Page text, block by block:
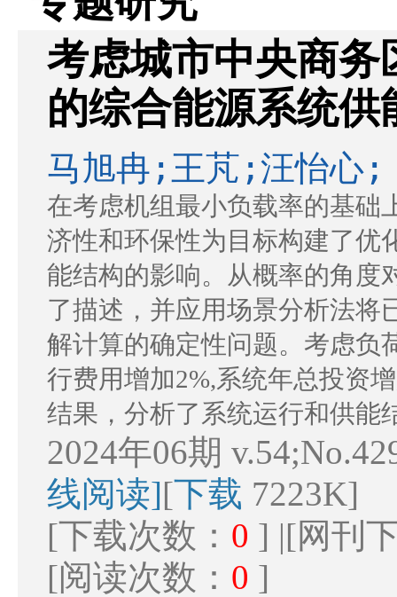
考虑城市中央商务
的综合能源系统供
马旭冉;王芃;汪怡心;
在考虑机组最小负载率的基础
济性和环保性为目标构建了优
能结构的影响。从概率的角度
了描述，并应用场景分析法将
解计算的确定性问题。考虑负
行费用增加2%,系统年总投资
结果，分析了系统运行和供能
2024年06期
线阅读][下载 7223K]
[下载次数： 0 ] |[网刊
[阅读次数： 0 ]